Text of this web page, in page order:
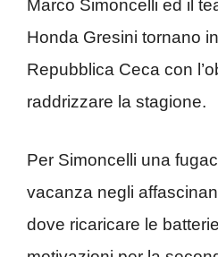
Marco Simoncelli ed il
Honda Gresini tornano
Repubblica Ceca con
raddrizzare la stagione.
Per Simoncelli una
vacanza negli
dove ricaricare le